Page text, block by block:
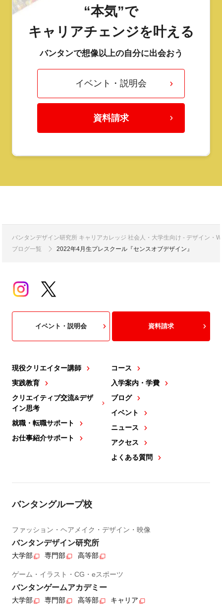
“本気”で
キャリアチェンジを叶える
バンタンで想像以上の自分に出会おう
イベント・説明会
資料請求
バンタンデザイン研究所 キャリアカレッジ 社会人・大学生向け - デザイン・
ブログ一覧
2022年4月生プレスクール『センスオブデザイン』
現役クリエイター講師
実践教育
クリエイティブ交流&デザ
イン思考
就職・転職サポート
お仕事紹介サポート
コース
入学案内・学費
ブログ
イベント
ニュース
アクセス
よくある質問
イベント・説明会 資料請求
バンタングループ校
ファッション・ヘアメイク・デザイン・映像
バンタンデザイン研究所
大学部 専門部 高等部
ゲーム・イラスト・CG・eスポーツ
バンタンゲームアカデミー
大学部 専門部 高等部 キャリア